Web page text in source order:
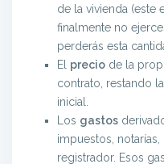
de la vivienda (este
finalmente no
perderás esta
El precio de la
contrato, restando
inicial.
Los gastos
impuestos,
registrador. Esos